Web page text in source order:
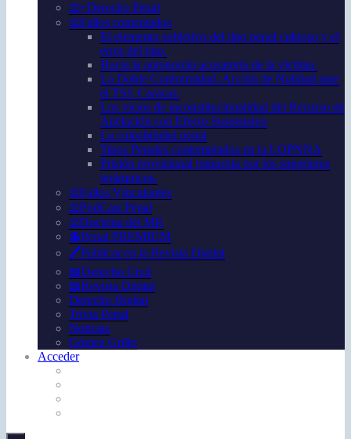
⚖️+Derecho Penal
⚖️Fallos comentados
El elemento subjetivo del tipo penal culposo y el
error del tipo.
Hacia la autonomía acusatoria de la víctima.
La Doble Conformidad. Acción de Nulidad ante
el TSJ. Caracas.
Los vicios de inconstitucionalidad del Recurso de
Apelación con Efecto Suspensivo
La culpabilidad penal
Tipos Penales contemplados en la LOPNNA
Prisión provisional impuesta por los superiores
jerárquicos.
⚖️Fallos Vínculantes
⚖️PodCast Penal
⚖️Doctrina del MP.
💲Penal PREMIUM
🖊️Publicar en la Revista Digital
📖Derecho Civil
📖Revista Digital
Derecho Digital
Trivia Penal
Noticias
Gómez Grillo
Acceder